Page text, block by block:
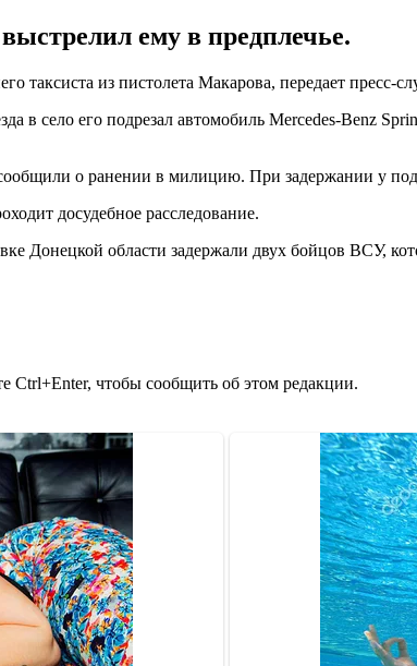
ему в предплечье.
таксиста из пистолета Макарова, передает пресс-
в село его подрезал автомобиль Mercedes-Benz
о ранении в милицию. При задержании у
досудебное расследование.
Донецкой области задержали двух бойцов ВСУ,
Ctrl+Enter, чтобы сообщить об этом редакции.